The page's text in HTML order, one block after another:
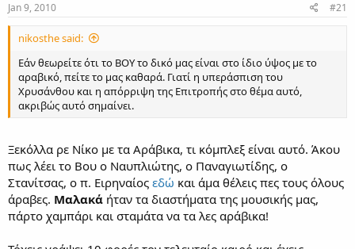
Jan 9, 2010 #21
nikosthe said:
Εάν θεωρείτε ότι το ΒΟΥ το δικό μας είναι στο ίδιο ύψος με το
αραβικό, πείτε το μας καθαρά. Γιατί η υπεράσπιση του
Χρυσάνθου και η απόρριψη της Επιτροπής στο θέμα αυτό,
ακριβώς αυτό σημαίνει.
Ξεκόλλα ρε Νίκο με τα Αράβικα, τι κόμπλεξ είναι αυτό. Άκου
πως λέει το Βου ο Ναυπλιώτης, ο Παναγιωτίδης, ο
Στανίτσας, ο π. Ειρηναίος εδώ και άμα θέλεις πες τους όλους
άραβες. Μαλακά ήταν τα διαστήματα της μουσικής μας,
πάρτο χαμπάρι και σταμάτα να τα λες αράβικα!